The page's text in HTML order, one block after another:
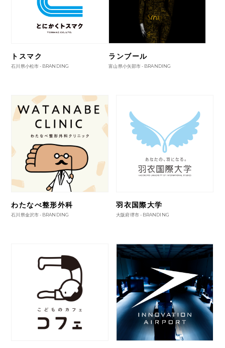
トスマク
石川県小松市 - BRANDING
ランブール
富山県小矢部市 - BRANDING
わたなべ整形外科
石川県金沢市 - BRANDING
羽衣国際大学
大阪府堺市 - BRANDING